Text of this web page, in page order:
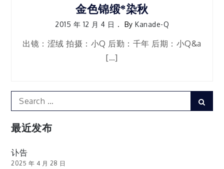
金色锦缎*染秋
2015 年 12 月 4 日 By Kanade-Q
出镜：涩绒 拍摄：小Q 后勤：千年 后期：小Q&a
[…]
Search
for:
最近发布
讣告
2025 年 4 月 28 日